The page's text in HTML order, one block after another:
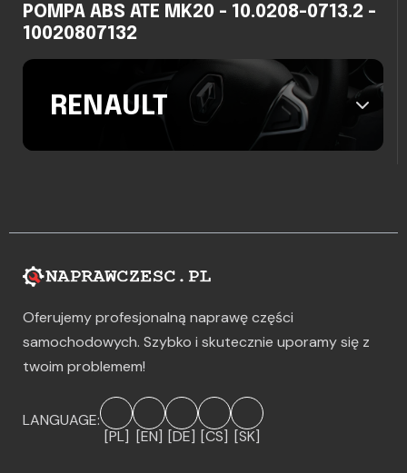
POMPA ABS ATE MK20 - 10.0208-0713.2 -
10020807132
RENAULT
Oferujemy profesjonalną naprawę części
samochodowych. Szybko i skutecznie uporamy się z
twoim problemem!
LANGUAGE:
[PL] [EN] [DE] [CS] [SK]